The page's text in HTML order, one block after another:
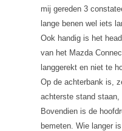
mij gereden 3
lange benen wel iets
Ook handig is het
van het Mazda
langgerekt en niet te
Op de achterbank is,
achterste stand staan,
Bovendien is de
bemeten. Wie langer